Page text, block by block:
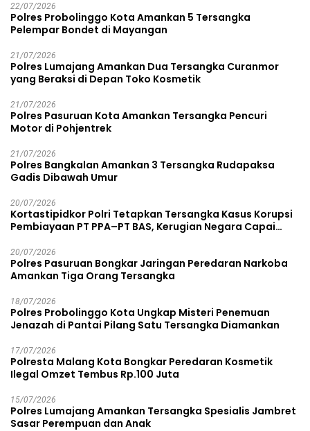
22/07/2026
Polres Probolinggo Kota Amankan 5 Tersangka
Pelempar Bondet di Mayangan
21/07/2026
Polres Lumajang Amankan Dua Tersangka Curanmor
yang Beraksi di Depan Toko Kosmetik
21/07/2026
Polres Pasuruan Kota Amankan Tersangka Pencuri
Motor di Pohjentrek
21/07/2026
Polres Bangkalan Amankan 3 Tersangka Rudapaksa
Gadis Dibawah Umur
20/07/2026
Kortastipidkor Polri Tetapkan Tersangka Kasus Korupsi
Pembiayaan PT PPA–PT BAS, Kerugian Negara Capai
20/07/2026
Polres Pasuruan Bongkar Jaringan Peredaran Narkoba
Amankan Tiga Orang Tersangka
18/07/2026
Polres Probolinggo Kota Ungkap Misteri Penemuan
Jenazah di Pantai Pilang Satu Tersangka Diamankan
17/07/2026
Polresta Malang Kota Bongkar Peredaran Kosmetik
Ilegal Omzet Tembus Rp.100 Juta
15/07/2026
Polres Lumajang Amankan Tersangka Spesialis Jambret
Sasar Perempuan dan Anak